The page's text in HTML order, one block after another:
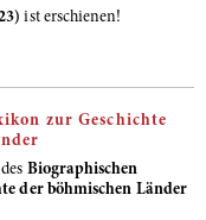
ist erschienen!
zur Geschichte
des Biographischen
der böhmischen Länder